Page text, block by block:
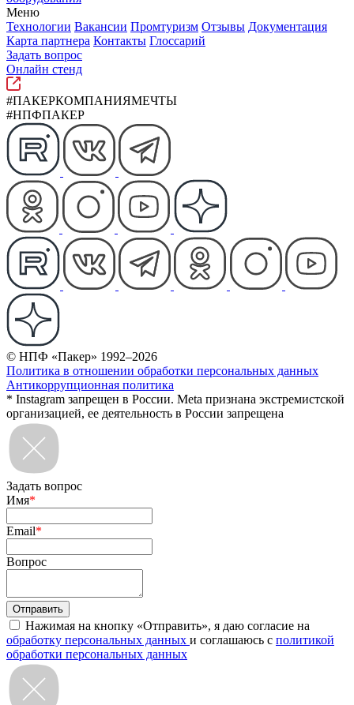
Меню
Технологии Вакансии Промтуризм Отзывы Документация
Карта партнера Контакты Глоссарий
Задать вопрос
Онлайн стенд
#ПАКЕРКОМПАНИЯМЕЧТЫ
#НПФПАКЕР
© НПФ «Пакер» 1992–2026
Политика в отношении обработки персональных данных
Антикоррупционная политика
* Instagram запрещен в России. Meta признана экстремистской
организацией, ее деятельность в России запрещена
Задать вопрос
Имя*
Email*
Вопрос
Нажимая на кнопку «Отправить», я даю согласие на
обработку персональных данных и соглашаюсь с политикой
обработки персональных данных